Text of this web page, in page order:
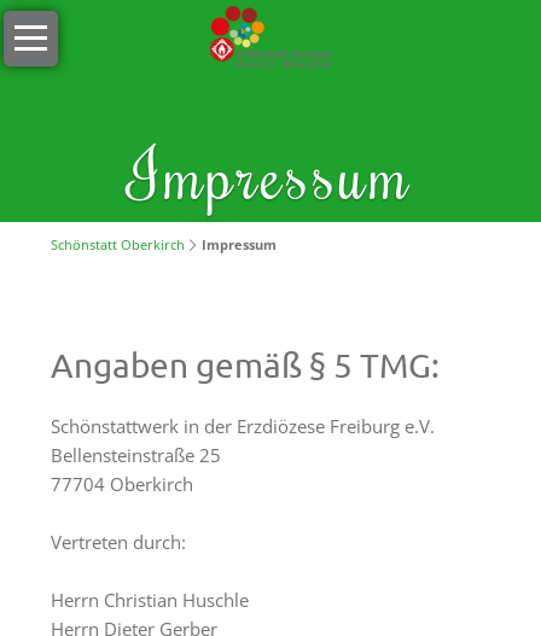
Impressum
Navigation
überspringen
Willkommen
Cafeteria
&
Team
Nachhaltigkeit
Tagungen
Tagungsräume
Gästezimmer
Schönstatt Oberkirch Impressum
Angaben gemäß § 5 TMG:
Schönstattwerk in der Erzdiözese Freiburg e.V.
Bellensteinstraße 25
77704 Oberkirch
Vertreten durch:
Herrn Christian Huschle
Herrn Dieter Gerber